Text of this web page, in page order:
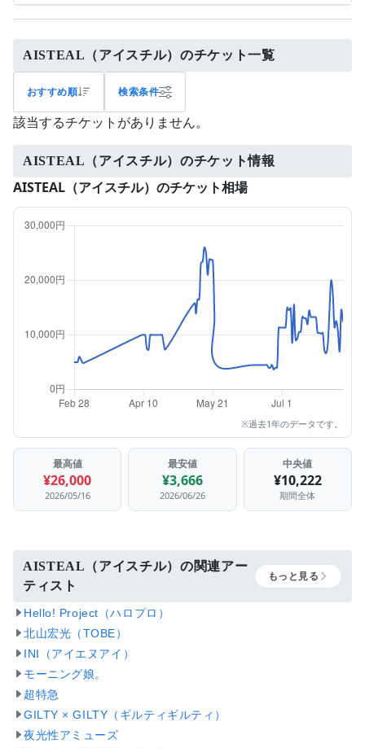
AISTEAL（アイスチル）のチケット一覧
おすすめ順 検索条件
該当するチケットがありません。
AISTEAL（アイスチル）のチケット情報
AISTEAL（アイスチル）のチケット相場
※過去1年のデータです。
最高値
¥26,000
2026/05/16
最安値
¥3,666
2026/06/26
中央値
¥10,222
期間全体
AISTEAL（アイスチル）の関連アー
ティスト
もっと見る
Hello! Project（ハロプロ）
北山宏光（TOBE）
INI（アイエヌアイ）
モーニング娘。
超特急
GILTY × GILTY（ギルティギルティ）
夜光性アミューズ